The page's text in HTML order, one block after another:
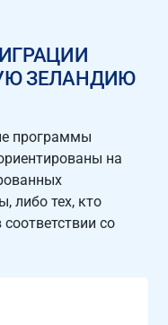
ЗЕЛАНДИЮ
программы
на
либо тех, кто
со